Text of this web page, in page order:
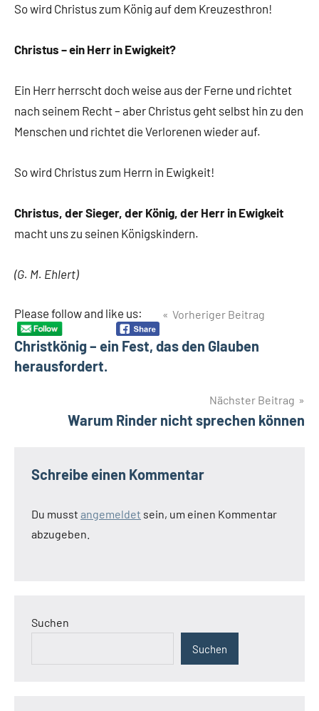
So wird Christus zum König auf dem Kreuzesthron!
Christus – ein Herr in Ewigkeit?
Ein Herr herrscht doch weise aus der Ferne und richtet
nach seinem Recht – aber Christus geht selbst hin zu den
Menschen und richtet die Verlorenen wieder auf.
So wird Christus zum Herrn in Ewigkeit!
Christus, der Sieger, der König, der Herr in Ewigkeit
macht uns zu seinen Königskindern.
(G. M. Ehlert)
Please follow and like us:
Schlagwörter
Christkönig
Kreuzesthron
BeitragsnavigationVorheriger Beitrag
Christkönig – ein Fest, das den Glauben
herausfordert.
Nächster Beitrag
Warum Rinder nicht sprechen können
Schreibe einen Kommentar
Du musst angemeldet sein, um einen Kommentar
abzugeben.
Suchen
Suchen